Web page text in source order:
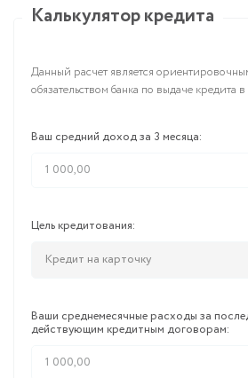
Калькулятор кредита
Данный расчет является
обязательством банка по выдаче кредита
Ваш средний доход за 3 месяца:
Цель кредитования:
Кредит на карточку
Ваши среднемесячные расходы за
действующим кредитным договорам: